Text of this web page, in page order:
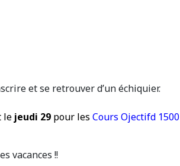
et se retrouver d’un échiquier.
le jeudi 29 pour les Cours Ojectifd 1500
vacances !!